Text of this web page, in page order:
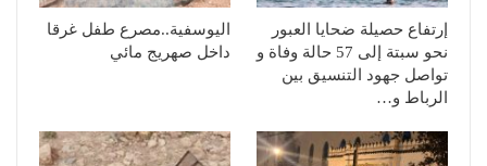
إرتفاع حصيلة ضحايا العبور
نحو سبتة إلى 57 حالة وفاة و
تواصل جهود التنسيق بين
الرباط و…
اليوسفية..مصرع طفل غرقا
داخل صهريج مائي